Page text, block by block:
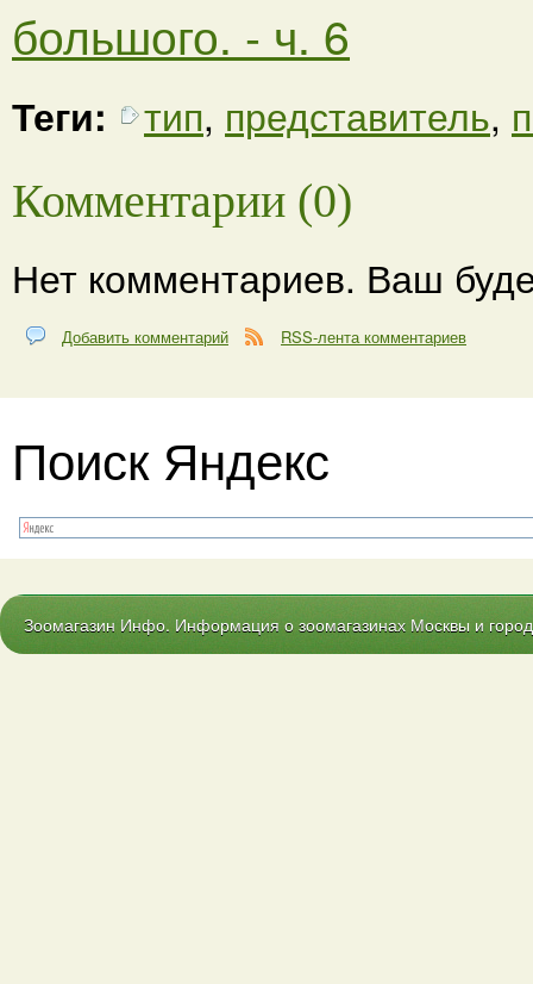
большого. - ч. 6
Теги: тип, представитель,
Комментарии (0)
Нет комментариев. Ваш
Добавить комментарий RSS-лента комментариев
Поиск Яндекс
Зоомагазин Инфо. Информация о зоомагазинах Москвы и